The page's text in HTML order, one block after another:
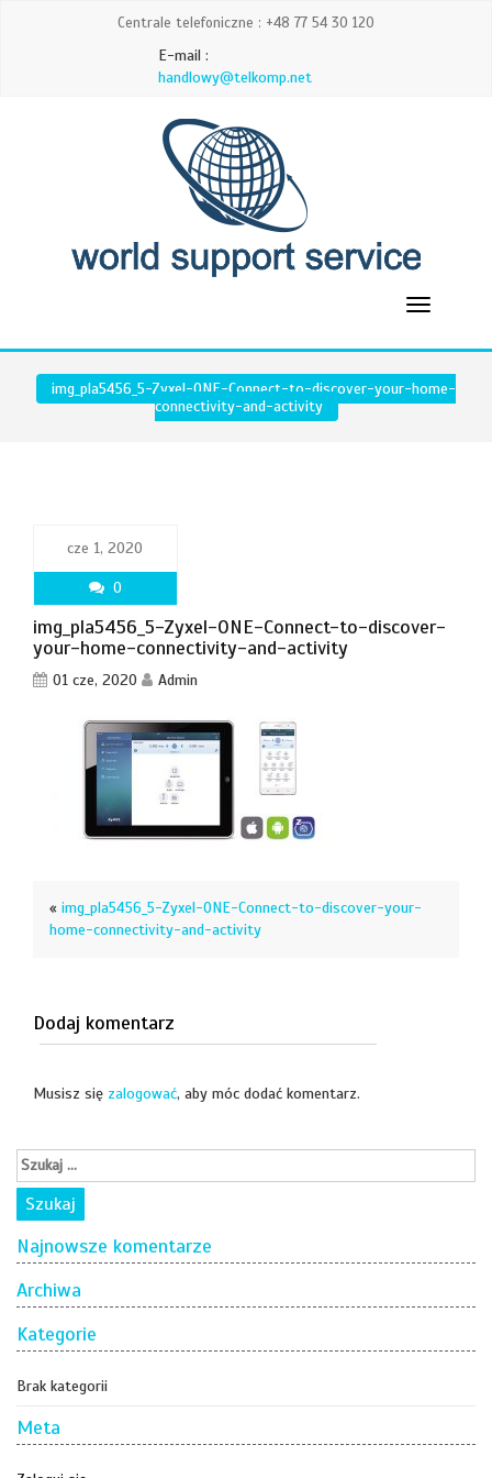
Centrale telefoniczne : +48 77 54 30 120
E-mail :
handlowy@telkomp.net
img_pla5456_5-Zyxel-ONE-Connect-to-discover-your-home-
connectivity-and-activity
cze 1, 2020
0
img_pla5456_5-Zyxel-ONE-Connect-to-discover-
your-home-connectivity-and-activity
01 cze, 2020 Admin
« img_pla5456_5-Zyxel-ONE-Connect-to-discover-your-
home-connectivity-and-activity
Dodaj komentarz
Musisz się zalogować, aby móc dodać komentarz.
Najnowsze komentarze
Archiwa
Kategorie
Brak kategorii
Meta